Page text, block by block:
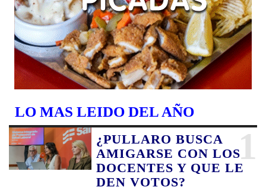
LO MAS LEIDO DEL AÑO
1
¿PULLARO BUSCA
AMIGARSE CON LOS
DOCENTES Y QUE LE
DEN VOTOS?